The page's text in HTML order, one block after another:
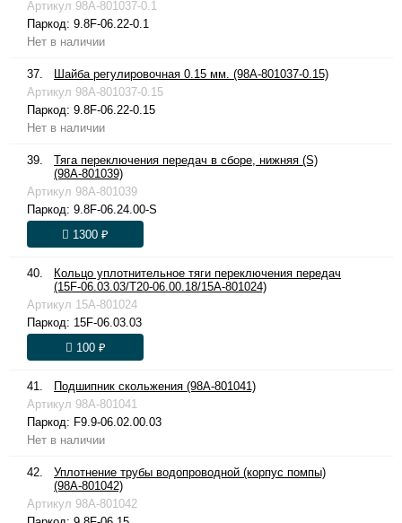
Артикул 98A-801037-0.1
Паркод: 9.8F-06.22-0.1
Нет в наличии
37.
Шайба регулировочная 0.15 мм. (98A-801037-0.15)
Артикул 98A-801037-0.15
Паркод: 9.8F-06.22-0.15
Нет в наличии
39.
Тяга переключения передач в сборе, нижняя (S)
(98A-801039)
Артикул 98A-801039
Паркод: 9.8F-06.24.00-S
1300 ₽
40.
Кольцо уплотнительное тяги переключения передач
(15F-06.03.03/T20-06.00.18/15A-801024)
Артикул 15A-801024
Паркод: 15F-06.03.03
100 ₽
41.
Подшипник скольжения (98A-801041)
Артикул 98A-801041
Паркод: F9.9-06.02.00.03
Нет в наличии
42.
Уплотнение трубы водопроводной (корпус помпы)
(98A-801042)
Артикул 98A-801042